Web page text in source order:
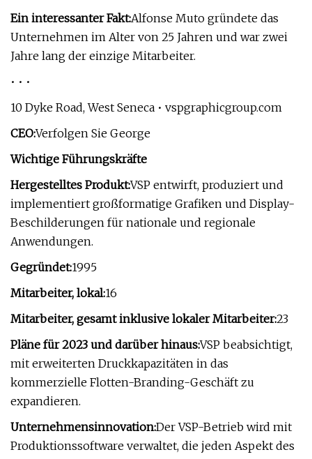
Ein interessanter Fakt:Alfonse Muto gründete das
Unternehmen im Alter von 25 Jahren und war zwei
Jahre lang der einzige Mitarbeiter.
• • •
10 Dyke Road, West Seneca • vspgraphicgroup.com
CEO:Verfolgen Sie George
Wichtige Führungskräfte
Hergestelltes Produkt:VSP entwirft, produziert und
implementiert großformatige Grafiken und Display-
Beschilderungen für nationale und regionale
Anwendungen.
Gegründet:1995
Mitarbeiter, lokal:16
Mitarbeiter, gesamt inklusive lokaler Mitarbeiter:23
Pläne für 2023 und darüber hinaus:VSP beabsichtigt,
mit erweiterten Druckkapazitäten in das
kommerzielle Flotten-Branding-Geschäft zu
expandieren.
Unternehmensinnovation:Der VSP-Betrieb wird mit
Produktionssoftware verwaltet, die jeden Aspekt des